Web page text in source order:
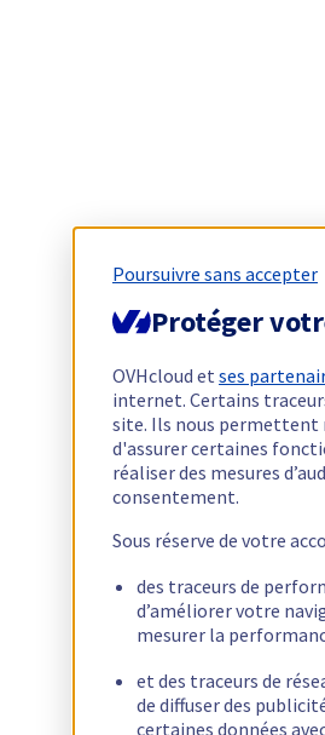
Poursuivre sans accepter
Protéger
OVHcloud et ses
internet. Certains
site. Ils nous permettent
d'assurer certaines
réaliser des mesures
consentement.
Sous réserve de votre
des traceurs de
d’améliorer votre
mesurer la
et des traceurs de
de diffuser des
certaines données